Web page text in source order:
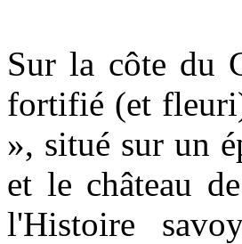
Sur la côte du
fortifié (et
», situé sur un
et le château
l'Histoire